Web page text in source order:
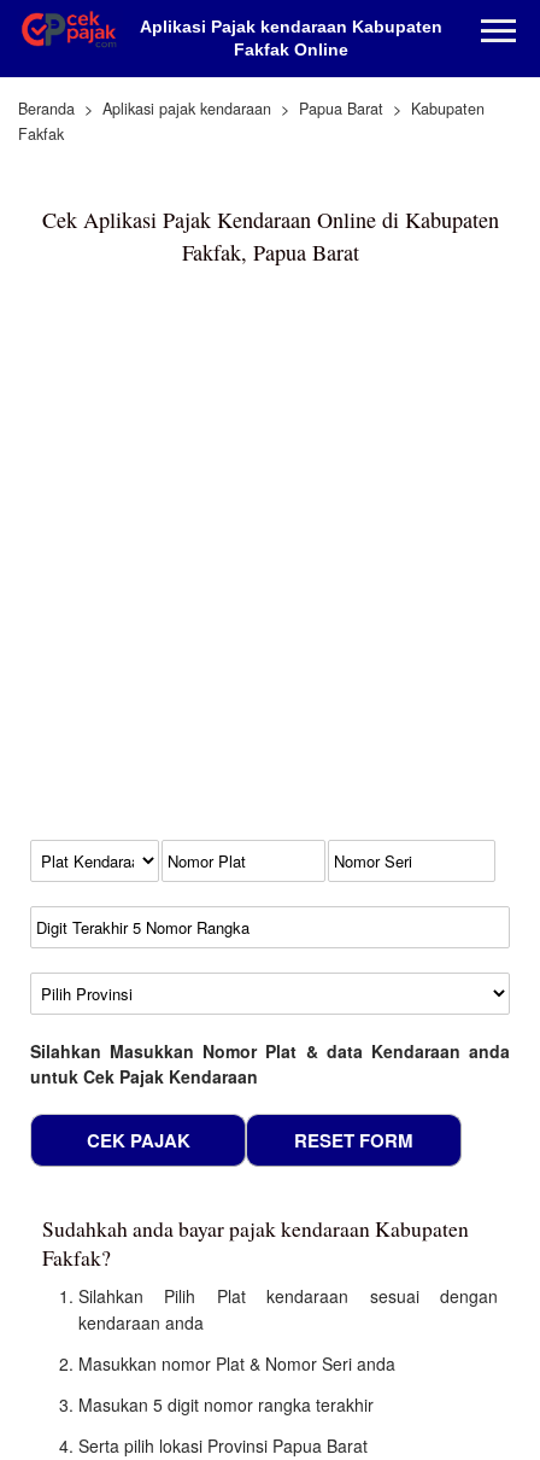
Aplikasi Pajak kendaraan Kabupaten
Fakfak Online
Beranda Aplikasi pajak kendaraan Papua Barat
Kabupaten
Fakfak
Cek Aplikasi Pajak Kendaraan Online di Kabupaten
Fakfak, Papua Barat
Kode Plat Kendaraan
No Plat
No Seri
No Rangka
Wilayah
Silahkan Masukkan Nomor Plat & data Kendaraan anda
untuk Cek Pajak Kendaraan
Sudahkah anda bayar pajak kendaraan Kabupaten
Fakfak?
Silahkan Pilih Plat kendaraan sesuai dengan
kendaraan anda
Masukkan nomor Plat & Nomor Seri anda
Masukan 5 digit nomor rangka terakhir
Serta pilih lokasi Provinsi Papua Barat